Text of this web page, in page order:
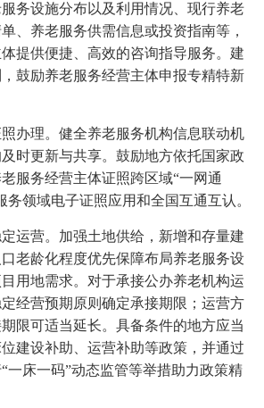
务设施分布以及利用情况、现行养老
、养老服务供需信息或投资指南等，
提供便捷、高效的咨询指导服务。建
鼓励养老服务经营主体申报专精特新
照办理。健全养老服务机构信息联动机
时更新与共享。鼓励地方依托国家政
服务经营主体证照跨区域“一网通
务领域电子证照应用和全国互通互认。
定运营。加强土地供给，新增和存量建
老龄化程度优先保障布局养老服务设
用地需求。对于承接公办养老机构运
经营预期原则确定承接期限；运营方
限可适当延长。具备条件的地方应当
建设补助、运营补助等政策，并通过
一床一码”动态监管等举措助力政策精